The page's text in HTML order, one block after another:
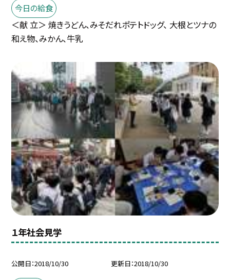
今日の給食
＜献 立＞ 焼きうどん、みそだれポテトドッグ、 大根とツナの
和え物、みかん、牛乳
１年社会見学
公開日 2018/10/30 更新日 2018/10/30